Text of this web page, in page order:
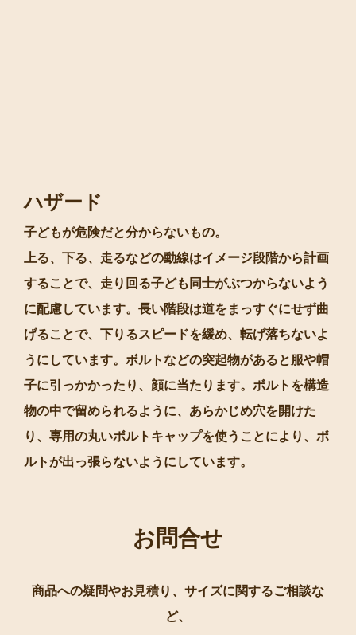
ハザード
子どもが危険だと分からないもの。
上る、下る、走るなどの動線はイメージ段階から計画
することで、走り回る子ども同士がぶつからないよう
に配慮しています。長い階段は道をまっすぐにせず曲
げることで、下りるスピードを緩め、転げ落ちないよ
うにしています。ボルトなどの突起物があると服や帽
子に引っかかったり、顔に当たります。ボルトを構造
ルトが出っ張らないようにしています。
お問合せ